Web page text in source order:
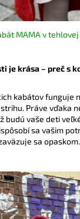
MAMA v
je krása – preč s
kabátov funguje
Práve vďaka
budú vaše deti
sa vašim
sa